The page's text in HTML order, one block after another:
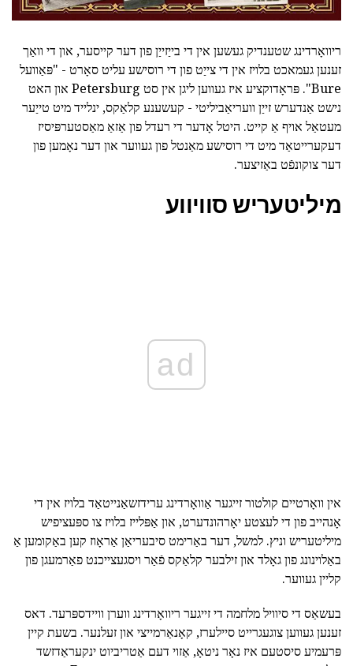
ריוואָרדינג שטענדיק געשען אין די בייַזייַן פון דער קייסער, און די וואַך
זענען געמאכט בלויז אין די צייַט פון די רוסישע עליט סאָרט - "פּאַוועל
Bure". פּראָדוקציע איז געווען ליגן אין סט Petersburg און האט
נישט אַנדערש זייַן וועריאַביליטי - קעשענע קלאַקס, ינלייד מיט טייַער
מעטאַל אויף אַ קייט. היטל אָדער די רעדל פון אַזאַ מאַסטערפּיסיז
דעקערייטאַד מיט די רוסישע מאַנטל פון געווער און דער נאָמען פון
דער צוקונפֿט באַזיצער.
מיליטעריש סוויווע
ad
אין וואָרטיים קולטור זייגער אַוואָרדינג ערידזשאַנייטאַד בלויז אין די
אָנהייב פון די לעצטע יאָרהונדערט, און אַפּלייז בלויז צו ספּעציפיש
מיליטעריש וניץ. למשל, דער באַרימט סיבעריאַן אַראָוז קען באַקומען אַ
באַלוינונג פון גאָלד און זילבער קלאַקס פֿאַר ויסגעצייכנט פאַרמעגן פון
קליין געווער.
בעשאַס די סיוויל מלחמה די זייגער ריוואָרדינג ווערן וויידספּרעד. דאס
זענען געווען צוגעגרייט סיילערז, קאָנאַרמייצי און זעלנער. בשעת קיין
פּרעמיע סיסטעם איז נאָר ניטאָ, אַזוי דעם אַטריביוט ינקעראַדזשד